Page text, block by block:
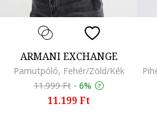
ARMANI EXCHANGE
Pamutpóló, Fehér/Zöld/Kék
11.999 Ft - 6%
11.199 Ft